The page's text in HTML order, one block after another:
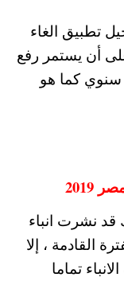
تطبيق الغاء
عن الكهرباء نهائيا لعام 2022 على أن يستمر رفع
سنوي كما هو
نشرت انباء
القادمة ، إلا
تماما